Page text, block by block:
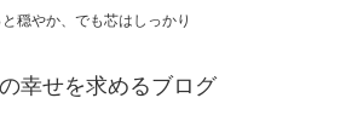
穏やか、でも芯はしっかり
幸せを求めるブログ